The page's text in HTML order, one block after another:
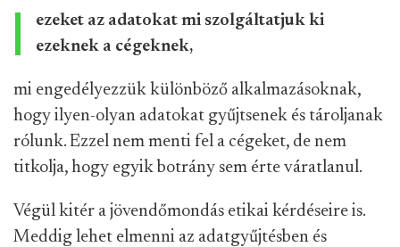
ezeket az adatokat mi szolgáltatjuk ki
ezeknek a cégeknek,
mi engedélyezzük különböző alkalmazásoknak,
hogy ilyen-olyan adatokat gyűjtsenek és tároljanak
rólunk. Ezzel nem menti fel a cégeket, de nem
titkolja, hogy egyik botrány sem érte váratlanul.
Végül kitér a jövendőmondás etikai kérdéseire is.
Meddig lehet elmenni az adatgyűjtésben és